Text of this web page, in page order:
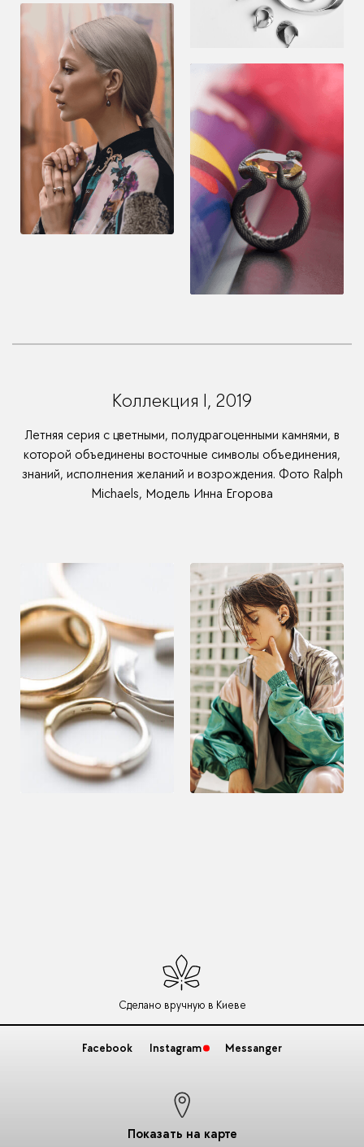
Коллекция I, 2019
Летняя серия с цветными, полудрагоценными камнями, в
которой объединены восточные символы объединения,
знаний, исполнения желаний и возрождения. Фото Ralph
Michaels, Модель Инна Егорова
Сделано вручную в Киеве
Facebook Instagram Messanger
Показать на карте